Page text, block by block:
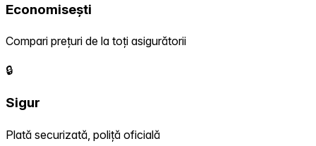
Economisești
Compari prețuri de la toți asigurătorii
🔒
Sigur
Plată securizată, poliță oficială